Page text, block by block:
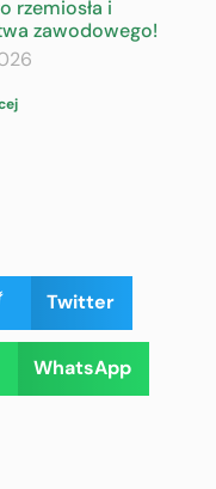
rzemiosła i
zawodowego!
Twitter
WhatsApp